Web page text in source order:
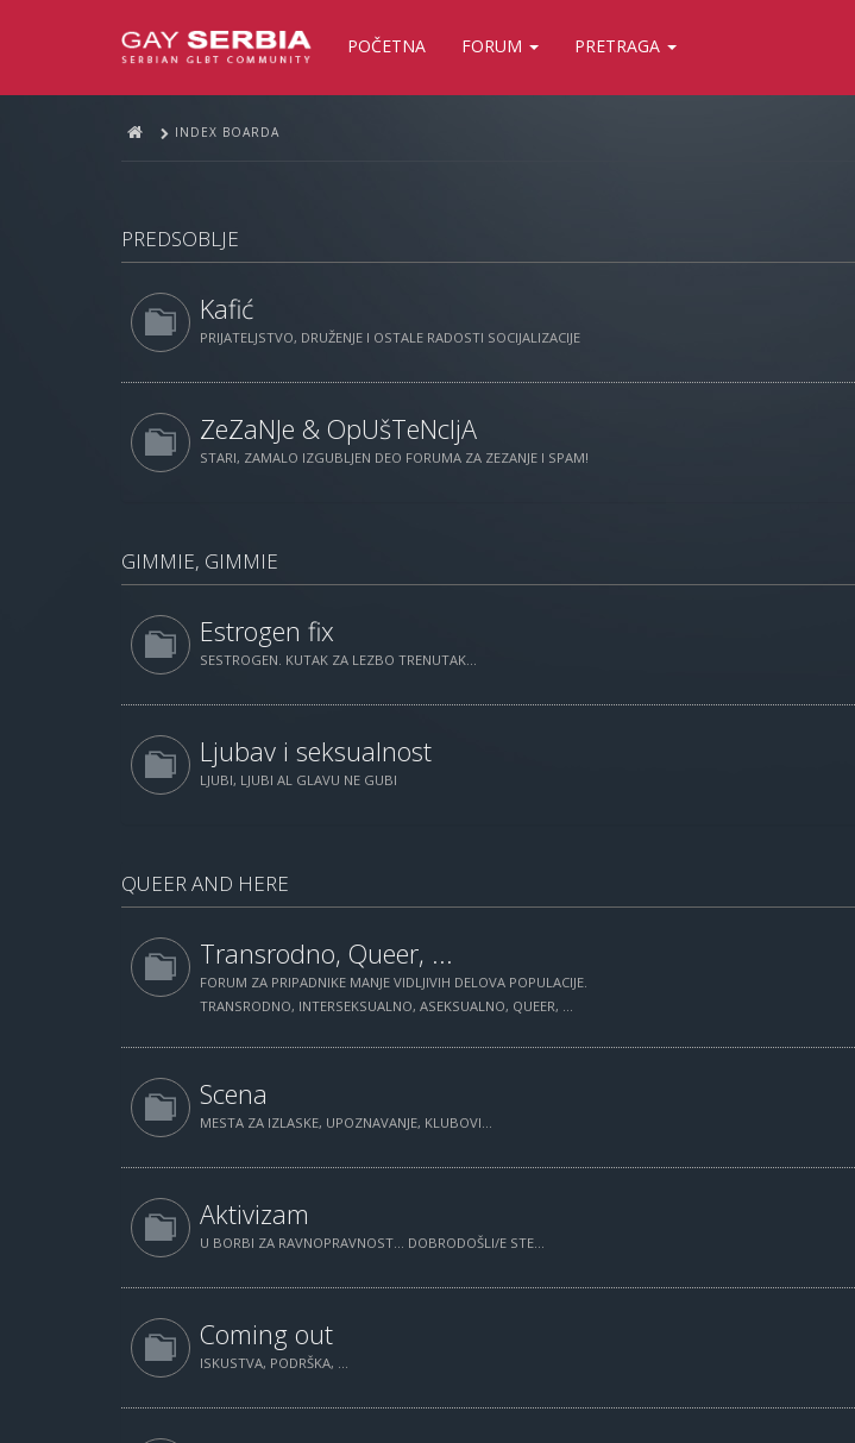
POČETNA FORUM PRETRAGA
INDEX BOARDA
PREDSOBLJE
Kafić
PRIJATELJSTVO, DRUŽENJE I OSTALE RADOSTI SOCIJALIZACIJE
ZeZaNJe & OpUšTeNcIjA
STARI, ZAMALO IZGUBLJEN DEO FORUMA ZA ZEZANJE I SPAM!
GIMMIE, GIMMIE
Estrogen fix
SESTROGEN. KUTAK ZA LEZBO TRENUTAK...
Ljubav i seksualnost
LJUBI, LJUBI AL GLAVU NE GUBI
QUEER AND HERE
Transrodno, Queer, ...
FORUM ZA PRIPADNIKE MANJE VIDLJIVIH DELOVA POPULACIJE.
TRANSRODNO, INTERSEKSUALNO, ASEKSUALNO, QUEER, ...
Scena
MESTA ZA IZLASKE, UPOZNAVANJE, KLUBOVI...
Aktivizam
U BORBI ZA RAVNOPRAVNOST... DOBRODOŠLI/E STE...
Coming out
ISKUSTVA, PODRŠKA, ...